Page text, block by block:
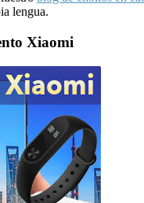
lengua.
Xiaomi